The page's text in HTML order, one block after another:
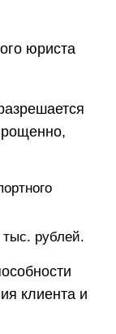
юриста
тыс. рублей.
клиента и